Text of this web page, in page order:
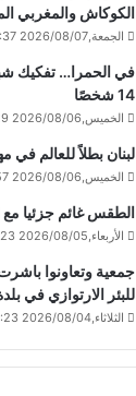
الكوكاش والمغربي
الجمعة,2026/08/07 9:37 صباحًا
في الحمرا… تفكيك
14 شخصًا
الخميس,2026/08/06 9:29 صباحًا
لبنان بطلاً للعالم
الخميس,2026/08/06 7:57 صباحًا
الطقس غائم جزئيا مع
الأربعاء,2026/08/05 11:23 صباحًا
جمعية وتعاونوا
للبئر الارتوازي في
الثلاثاء,2026/08/04 12:23 مساءً